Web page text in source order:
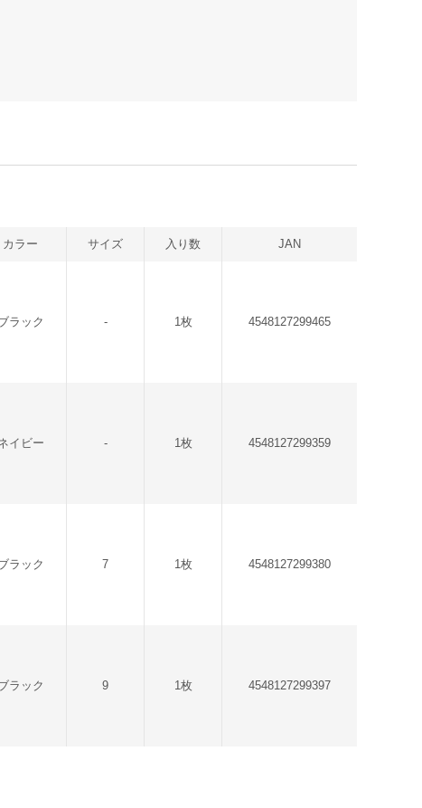
カラー サイズ 入り数 JAN
ラック - 1枚 4548127299465
イビー - 1枚 4548127299359
ラック 7 1枚 4548127299380
ラック 9 1枚 4548127299397